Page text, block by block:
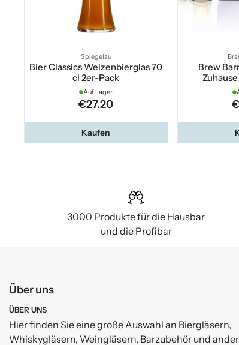
Spiegelau
Bier Classics Weizenbierglas 70
cl 2er-Pack
Auf Lager
€27.20
Kaufen
Brew
3000 Produkte für die Hausbar
und die Profibar
Über uns
ÜBER UNS
Hier finden Sie eine große Auswahl an Biergläsern,
Whiskygläsern, Weingläsern, Barzubehör und